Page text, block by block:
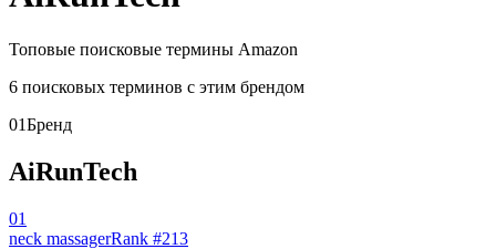
Топовые поисковые термины Amazon
6 поисковых терминов с этим брендом
01Бренд
AiRunTech
01
neck massagerRank #213